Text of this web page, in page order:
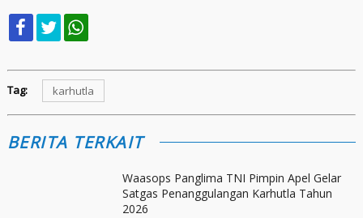
Tag: karhutla
BERITA TERKAIT
Waasops Panglima TNI Pimpin Apel Gelar
Satgas Penanggulangan Karhutla Tahun
2026